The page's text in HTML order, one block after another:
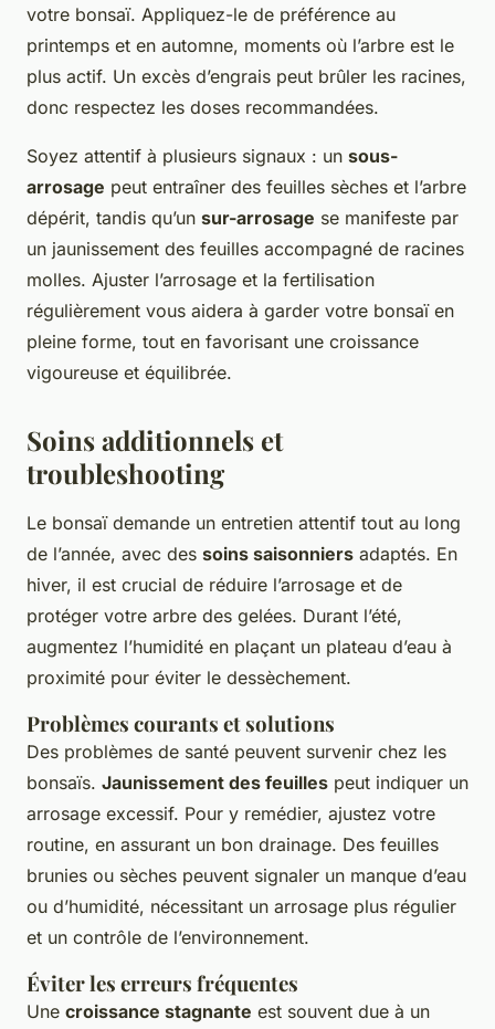
votre bonsaï. Appliquez-le de préférence au
printemps et en automne, moments où l’arbre est le
plus actif. Un excès d’engrais peut brûler les racines,
donc respectez les doses recommandées.
Soyez attentif à plusieurs signaux : un sous-
arrosage peut entraîner des feuilles sèches et l’arbre
dépérit, tandis qu’un sur-arrosage se manifeste par
un jaunissement des feuilles accompagné de racines
molles. Ajuster l’arrosage et la fertilisation
régulièrement vous aidera à garder votre bonsaï en
pleine forme, tout en favorisant une croissance
vigoureuse et équilibrée.
Soins additionnels et
troubleshooting
Le bonsaï demande un entretien attentif tout au long
de l’année, avec des soins saisonniers adaptés. En
hiver, il est crucial de réduire l’arrosage et de
protéger votre arbre des gelées. Durant l’été,
augmentez l’humidité en plaçant un plateau d’eau à
proximité pour éviter le dessèchement.
Problèmes courants et solutions
Des problèmes de santé peuvent survenir chez les
bonsaïs. Jaunissement des feuilles peut indiquer un
arrosage excessif. Pour y remédier, ajustez votre
routine, en assurant un bon drainage. Des feuilles
brunies ou sèches peuvent signaler un manque d’eau
ou d’humidité, nécessitant un arrosage plus régulier
et un contrôle de l’environnement.
Éviter les erreurs fréquentes
Une croissance stagnante est souvent due à un